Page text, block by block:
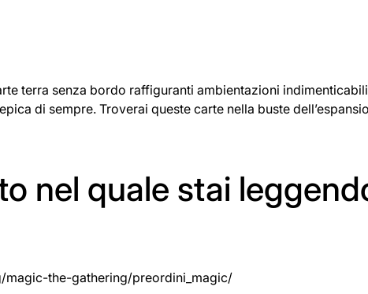
terra senza bordo raffiguranti ambientazioni
di sempre. Troverai queste carte nella buste
nel quale stai
the-gathering/preordini_magic/